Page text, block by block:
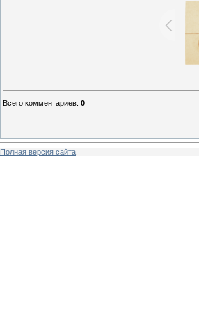
Всего комментариев: 0
Полная версия сайта